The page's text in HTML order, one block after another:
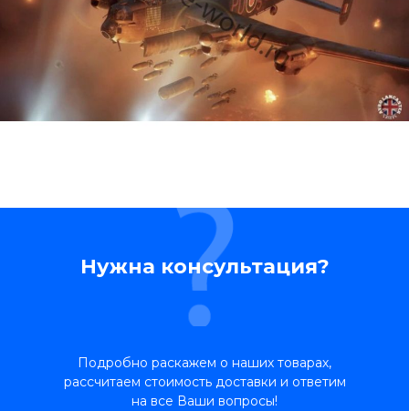
Нужна консультация?
Подробно раскажем о наших товарах,
рассчитаем стоимость доставки и ответим
на все Ваши вопросы!